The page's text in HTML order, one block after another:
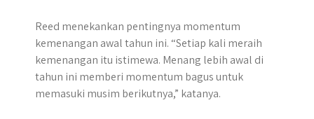
Reed menekankan pentingnya momentum
kemenangan awal tahun ini. “Setiap kali meraih
kemenangan itu istimewa. Menang lebih awal di
tahun ini memberi momentum bagus untuk
memasuki musim berikutnya,” katanya.